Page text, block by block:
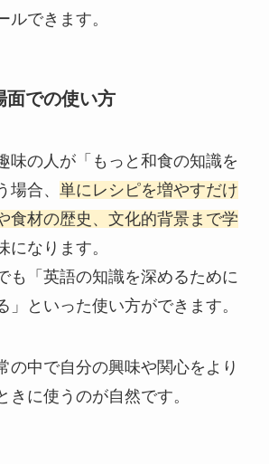
ルできます。
面での使い方
味の人が「もっと和食の知識を
場合、 単にレシピを増やすだけ
食材の歴史、文化的背景まで学
になります。
も「英語の知識を深めるために
」といった使い方ができます。
の中で自分の興味や関心をより
きに使うのが自然です。